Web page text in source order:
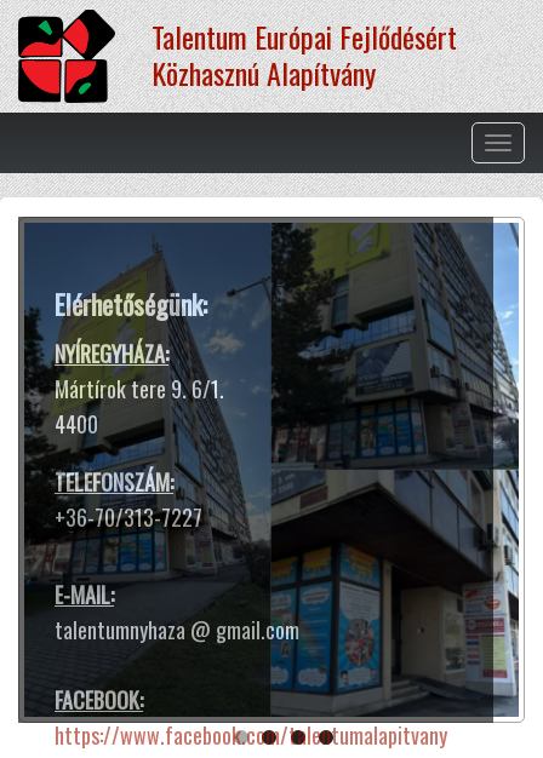
Ugrás
a
tartalomra
Talentum Európai Fejlődésért
Közhasznú Alapítvány
Elérhetőségünk:
NYÍREGYHÁZA:
Mártírok tere 9. 6/1.
4400
TELEFONSZÁM:
+36-70/313-7227
E-MAIL:
talentumnyhaza @ gmail.com
FACEBOOK:
https://www.facebook.com/talentumalapitvany
Terápiás módszereink
A hangtál harangokhoz hasonló
hangja és rezgése segít ellazulni,
kiszakadni a rohanó hétköznapok
sokszor gondterhelt mókuskerekéből.
Jótékony hatással van az idegrendszerre,
harmóniát teremt lelkünkben
és testünkben.